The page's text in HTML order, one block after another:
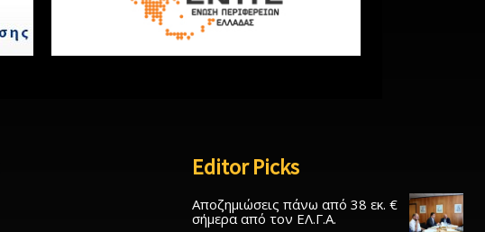
Editor Picks
Αποζημιώσεις πάνω από 38 εκ. €
σήμερα από τον ΕΛ.Γ.Α.